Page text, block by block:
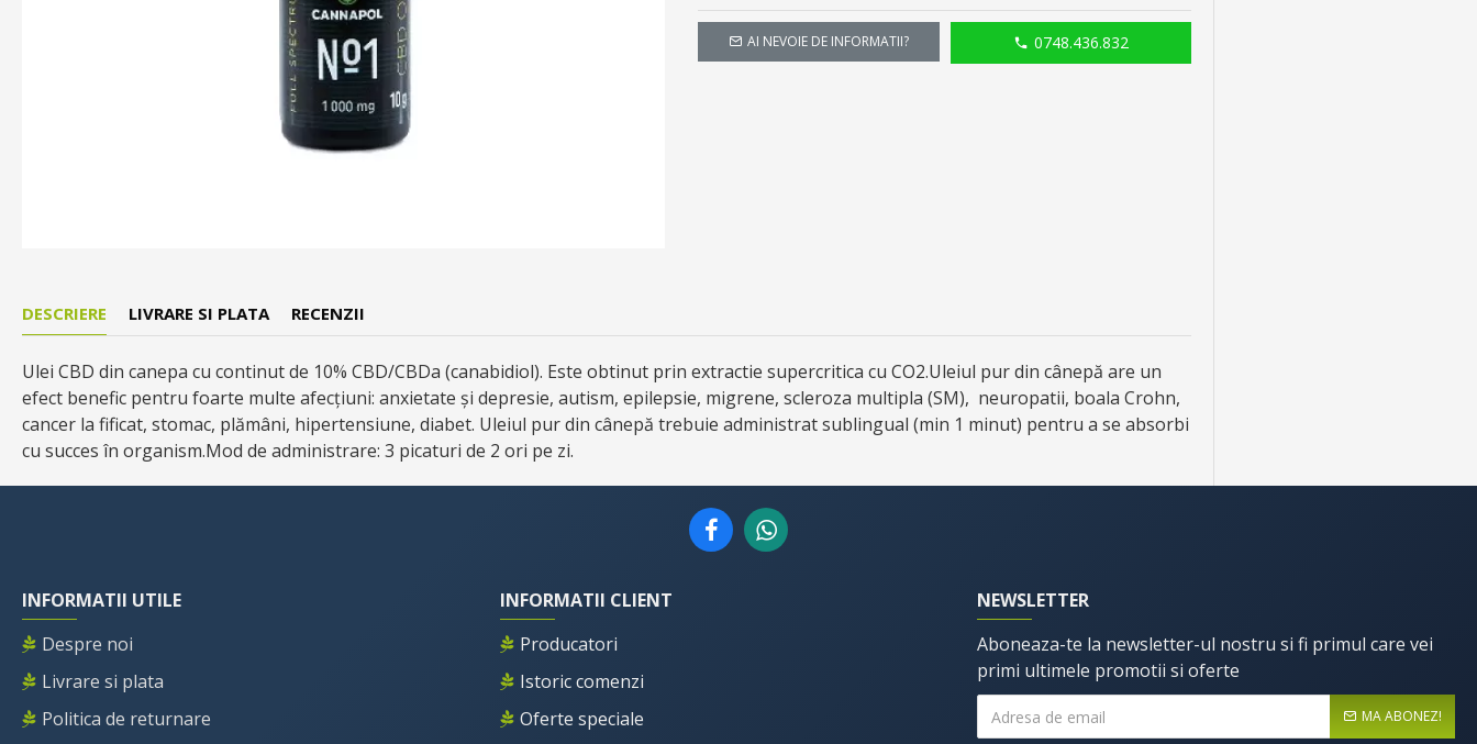
AI NEVOIE DE INFORMATII? 0748.436.832
DESCRIERE LIVRARE SI PLATA RECENZII
Ulei CBD din canepa cu continut de 10% CBD/CBDa (canabidiol). Este obtinut prin extractie supercritica cu CO2.Uleiul pur din cânepă are un
efect benefic pentru foarte multe afecțiuni: anxietate și depresie, autism, epilepsie, migrene, scleroza multipla (SM), neuropatii, boala Crohn,
cancer la fificat, stomac, plămâni, hipertensiune, diabet. Uleiul pur din cânepă trebuie administrat sublingual (min 1 minut) pentru a se absorbi
cu succes în organism.Mod de administrare: 3 picaturi de 2 ori pe zi.
INFORMATII UTILE
Despre noi
Livrare si plata
Politica de returnare
INFORMATII CLIENT
Producatori
Istoric comenzi
Oferte speciale
NEWSLETTER
Aboneaza-te la newsletter-ul nostru si fi primul care vei
primi ultimele promotii si oferte
MA ABONEZ!